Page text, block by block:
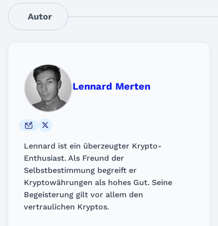
Autor
Lennard Merten
Lennard ist ein überzeugter Krypto-
Enthusiast. Als Freund der
Selbstbestimmung begreift er
Kryptowährungen als hohes Gut. Seine
Begeisterung gilt vor allem den
vertraulichen Kryptos.